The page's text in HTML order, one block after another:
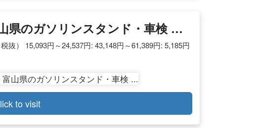
県のガソリンスタンド・車検 …
抜） 15,093円～24,537円: 43,148円～61,389円: 5,185円
to visit